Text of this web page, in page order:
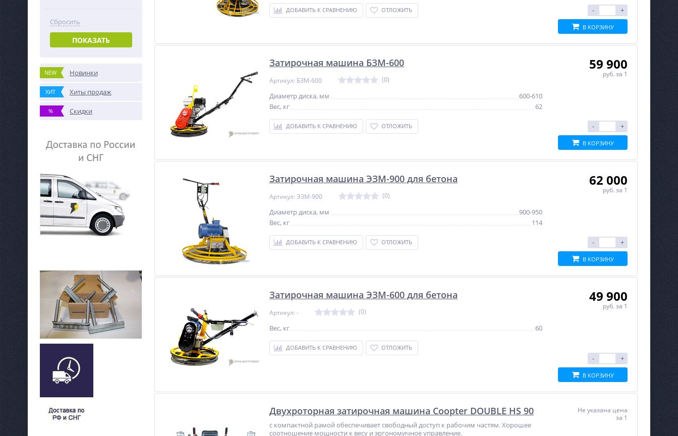
Сбросить
ПОКАЗАТЬ
NEW Новинки
ХИТ Хиты продаж
% Скидки
ДОБАВИТЬ К СРАВНЕНИЮ ОТЛОЖИТЬ +
-
В КОРЗИНУ
Затирочная машина БЗМ-600
Артикул: БЗМ-600 (0)
Диаметр диска, мм
600-610
Вес, кг
62
ДОБАВИТЬ К СРАВНЕНИЮ ОТЛОЖИТЬ
59 900
руб. за 1
+
-
В КОРЗИНУ
Затирочная машина ЭЗМ-900 для бетона
Артикул: ЭЗМ-900 (0)
Диаметр диска, мм
900-950
Вес, кг
114
ДОБАВИТЬ К СРАВНЕНИЮ ОТЛОЖИТЬ
62 000
руб. за 1
+
-
В КОРЗИНУ
Затирочная машина ЭЗМ-600 для бетона
Артикул: - (0)
Вес, кг 60
ДОБАВИТЬ К СРАВНЕНИЮ ОТЛОЖИТЬ
49 900
руб. за 1
+
-
В КОРЗИНУ
Двухроторная затирочная машина Coopter DOUBLE HS 90
с компактной рамой обеспечивает свободный доступ к рабочим частям. Хорошее
соотношение мощности к весу и эргономичное управление.
Не указана цена
за 1